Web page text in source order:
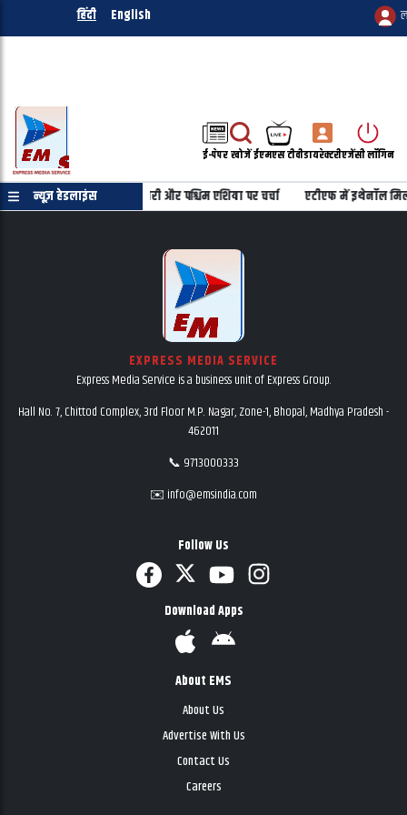
हिंदी English
ई-पेपरखोजेंईएमएस टीवीडायरेक्टरीएजेंसी लॉगिन
न्यूज़ हेडलाइंस
इजरायल रणनीतिक साझेदारी और पश्चिम एशिया पर चर्चा एटीएफ में इथेनॉल
EXPRESS MEDIA SERVICE
Express Media Service is a business unit of Express Group.
Hall No. 7, Chittod Complex, 3rd Floor M.P. Nagar, Zone-1, Bhopal, Madhya Pradesh -
462011
📞 9713000333
✉️ info@emsindia.com
Follow Us
Download Apps
About EMS
About Us
Advertise With Us
Contact Us
Careers